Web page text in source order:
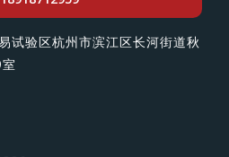
试验区杭州市滨江区长河街道秋